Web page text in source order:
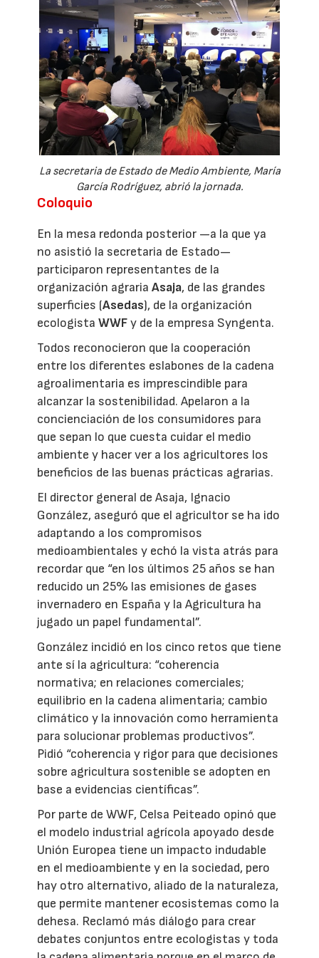
La secretaria de Estado de Medio Ambiente, María
García Rodríguez, abrió la jornada.
Coloquio
En la mesa redonda posterior —a la que ya
no asistió la secretaria de Estado—
participaron representantes de la
organización agrariaAsaja, de las grandes
superficies (Asedas), de la organización
ecologistaWWFy de la empresa Syngenta.
Todos reconocieron que la cooperación
entre los diferentes eslabones de la cadena
agroalimentaria es imprescindible para
alcanzar la sostenibilidad. Apelaron a la
concienciación de los consumidores para
que sepan lo que cuesta cuidar el medio
ambiente y hacer ver a los agricultores los
beneficios de las buenas prácticas agrarias.
El director general de Asaja, Ignacio
González, aseguró que el agricultor se ha ido
adaptando a los compromisos
medioambientales y echó la vista atrás para
recordar que “en los últimos 25 años se han
reducido un 25% las emisiones de gases
invernadero en España y la Agricultura ha
jugado un papel fundamental”.
González incidió en los cinco retos que tiene
ante sí la agricultura: “coherencia
normativa; en relaciones comerciales;
equilibrio en la cadena alimentaria; cambio
climático y la innovación como herramienta
para solucionar problemas productivos”.
Pidió “coherencia y rigor para que decisiones
sobre agricultura sostenible se adopten en
base a evidencias científicas”.
Por parte de WWF, Celsa Peiteado opinó que
el modelo industrial agrícola apoyado desde
Unión Europea tiene un impacto indudable
en el medioambiente y en la sociedad, pero
hay otro alternativo, aliado de la naturaleza,
que permite mantener ecosistemas como la
dehesa. Reclamó más diálogo para crear
debates conjuntos entre ecologistas y toda